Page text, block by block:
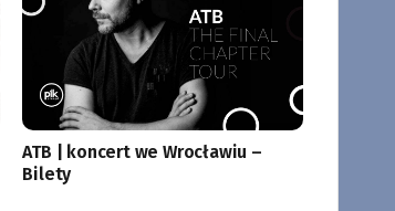
ATB | koncert we Wrocławiu –
Bilety